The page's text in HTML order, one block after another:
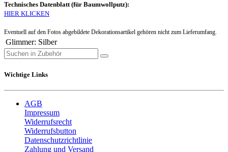
Technisches Datenblatt (für Baumwollputz):
HIER KLICKEN
Eventuell auf den Fotos abgebildete Dekorationsartikel gehören nicht zum Lieferumfang.
Glimmer: Silber
Wichtige Links
AGB
Impressum
Widerrufsrecht
Widerrufsbutton
Datenschutzrichtlinie
Zahlung und Versand